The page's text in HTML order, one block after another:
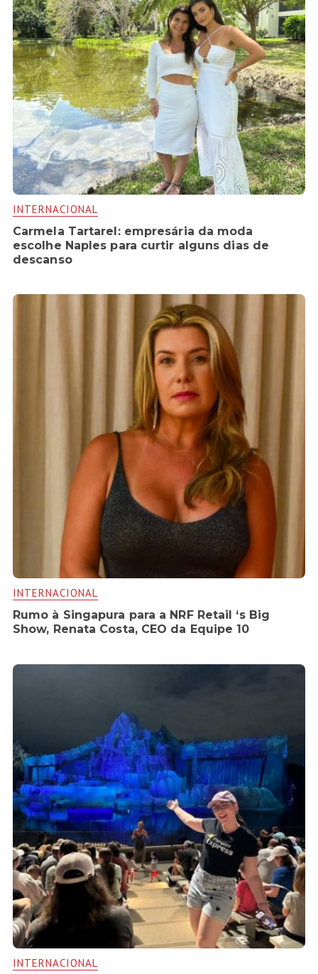
INTERNACIONAL
Carmela Tartarel: empresária da moda
escolhe Naples para curtir alguns dias de
descanso
INTERNACIONAL
Rumo à Singapura para a NRF Retail ‘s Big
Show, Renata Costa, CEO da Equipe 10
INTERNACIONAL